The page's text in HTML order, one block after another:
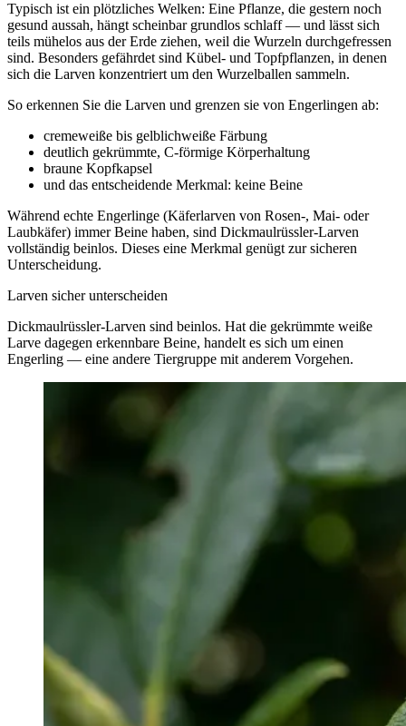
Typisch ist ein plötzliches Welken: Eine Pflanze, die gestern noch
gesund aussah, hängt scheinbar grundlos schlaff — und lässt sich
teils mühelos aus der Erde ziehen, weil die Wurzeln durchgefressen
sind. Besonders gefährdet sind Kübel- und Topfpflanzen, in denen
sich die Larven konzentriert um den Wurzelballen sammeln.
So erkennen Sie die Larven und grenzen sie von Engerlingen ab:
cremeweiße bis gelblichweiße Färbung
deutlich gekrümmte, C-förmige Körperhaltung
braune Kopfkapsel
und das entscheidende Merkmal: keine Beine
Während echte Engerlinge (Käferlarven von Rosen-, Mai- oder
Laubkäfer) immer Beine haben, sind Dickmaulrüssler-Larven
vollständig beinlos. Dieses eine Merkmal genügt zur sicheren
Unterscheidung.
Larven sicher unterscheiden
Dickmaulrüssler-Larven sind beinlos. Hat die gekrümmte weiße
Larve dagegen erkennbare Beine, handelt es sich um einen
Engerling — eine andere Tiergruppe mit anderem Vorgehen.